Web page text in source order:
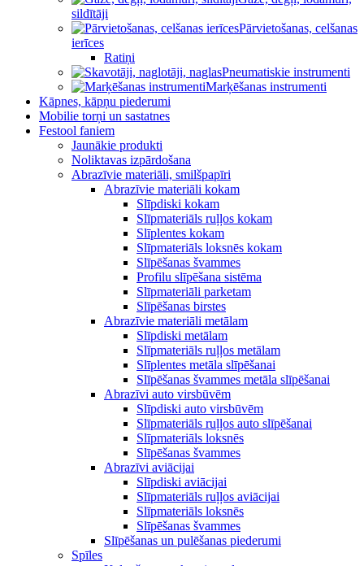
sildītāji
Pārvietošanas, celšanas
ierīces
Ratiņi
Pneumatiskie instrumenti
Marķēšanas instrumenti
Kāpnes, kāpņu piederumi
Mobilie torņi un sastatnes
Festool faniem
Jaunākie produkti
Noliktavas izpārdošana
Abrazīvie materiāli, smilšpapīri
Abrazīvie materiāli kokam
Slīpdiski kokam
Slīpmateriāls ruļļos kokam
Slīplentes kokam
Slīpmateriāls loksnēs kokam
Slīpēšanas švammes
Profilu slīpēšana sistēma
Slīpmateriāli parketam
Slīpēšanas birstes
Abrazīvie materiāli metālam
Slīpdiski metālam
Slīpmateriāls ruļļos metālam
Slīplentes metāla slīpēšanai
Slīpēšanas švammes metāla slīpēšanai
Abrazīvi auto virsbūvēm
Slīpdiski auto virsbūvēm
Slīpmateriāls ruļļos auto slīpēšanai
Slīpmateriāls loksnēs
Slīpēšanas švammes
Abrazīvi aviācijai
Slīpdiski aviācijai
Slīpmateriāls ruļļos aviācijai
Slīpmateriāls loksnēs
Slīpēšanas švammes
Slīpēšanas un pulēšanas piederumi
Spīles